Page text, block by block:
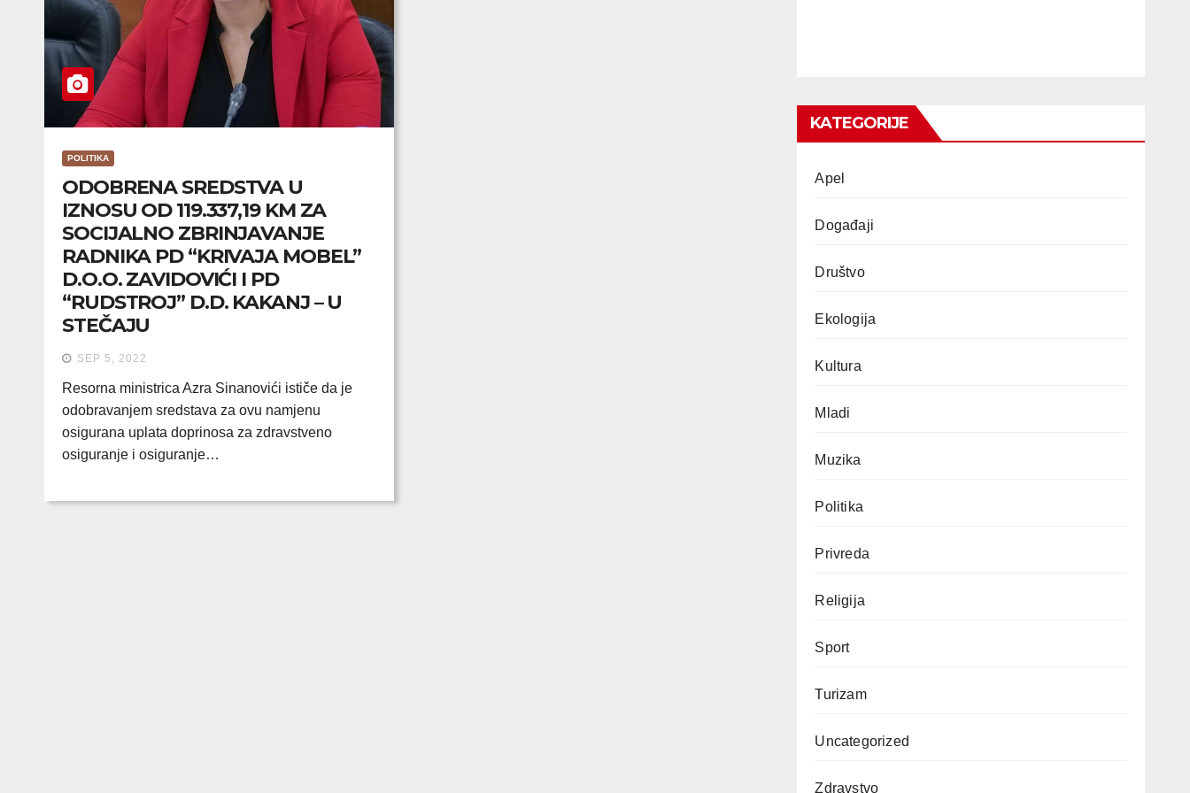
POLITIKA
ODOBRENA SREDSTVA U
IZNOSU OD 119.337,19 KM ZA
SOCIJALNO ZBRINJAVANJE
RADNIKA PD “KRIVAJA MOBEL”
D.O.O. ZAVIDOVIĆI I PD
“RUDSTROJ” D.D. KAKANJ – U
STEČAJU
SEP 5, 2022
Resorna ministrica Azra Sinanovići ističe da je
odobravanjem sredstava za ovu namjenu
osigurana uplata doprinosa za zdravstveno
osiguranje i osiguranje…
KATEGORIJE
Apel
Događaji
Društvo
Ekologija
Kultura
Mladi
Muzika
Politika
Privreda
Religija
Sport
Turizam
Uncategorized
Zdravstvo